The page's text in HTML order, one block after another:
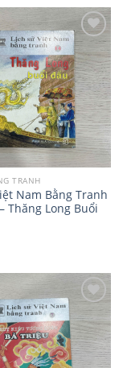
TRANH
Nam Bằng Tranh
Thăng Long Buổi